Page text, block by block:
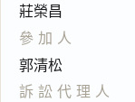
莊榮昌
參加人
郭清松
訴訟代理人